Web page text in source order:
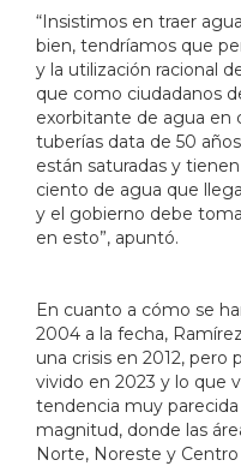
“Insistimos en traer
bien, tendríamos que
y la utilización racional
que como ciudadanos
exorbitante de agua en
tuberías data de 50
están saturadas y
ciento de agua que
y el gobierno debe
en esto”, apuntó.
En cuanto a cómo se
2004 a la fecha,
una crisis en 2012,
vivido en 2023 y lo que
tendencia muy
magnitud, donde las
Norte, Noreste y